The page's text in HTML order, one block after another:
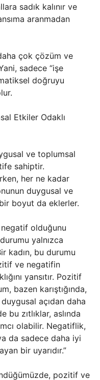
sadık kalınır ve
aranmadan
çok çözüm ve
sadece “işe
doğruyu
Etkiler Odaklı
ve toplumsal
sahiptir.
her ne kadar
duygusal ve
boyut da eklerler.
negatif olduğunu
yalnızca
kadın, bu durumu
ve negatifin
yansıtır. Pozitif
bazen karıştığında,
açıdan daha
bu zıtlıklar, aslında
olabilir. Negatiflik,
da sadece daha iyi
bir uyarıdır.”
pozitif ve